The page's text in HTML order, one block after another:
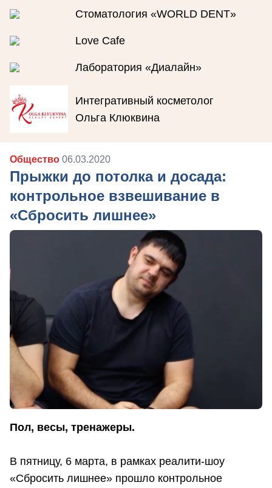
Стоматология «WORLD DENT»
Love Cafe
Лаборатория «Диалайн»
Интегративный косметолог
Ольга Клюквина
Общество 06.03.2020
Прыжки до потолка и досада:
контрольное взвешивание в
«Сбросить лишнее»
Пол, весы, тренажеры.
В пятницу, 6 марта, в рамках реалити-шоу
«Сбросить лишнее» прошло контрольное